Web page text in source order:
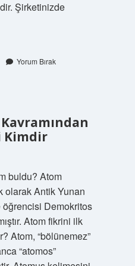
Şirketinizde
Yorum Bırak
Kimdir
buldu? Atom
olarak Antik Yunan
Demokritos
Atom fikrini ilk
Atom, “bölünemez”
“atomos”